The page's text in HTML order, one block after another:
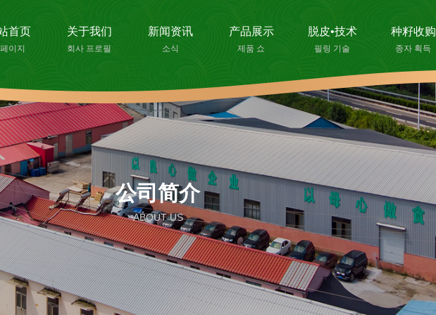
首页
이지
关于我们
회사 프로필
新闻资讯
소식
产品展示
제품 쇼
脱皮•技术
필링 기술
种籽收购
종자 획득
公司简介
ABOUT US